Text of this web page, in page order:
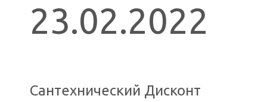
23.02.2022
Сантехнический Дисконт